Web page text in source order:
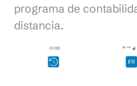
programa de
distancia.